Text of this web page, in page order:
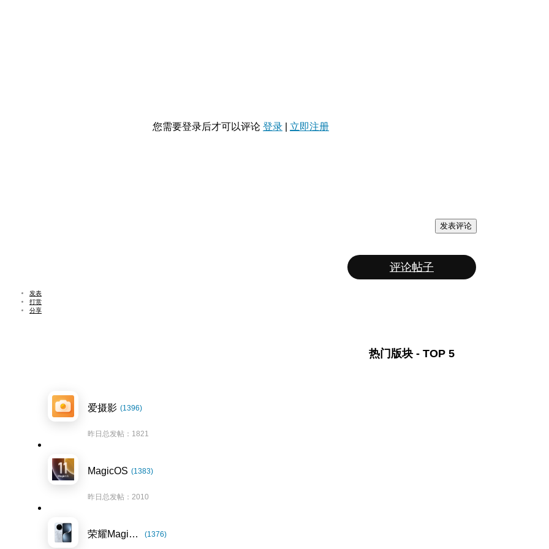
您需要登录后才可以评论 登录 立即注册
发表评论
评论帖子
发表
打赏
分享
热门版块 - TOP 5
爱摄影 (1396)
昨日总发帖：1821
MagicOS (1383)
昨日总发帖：2010
荣耀Magic7系列 (1376)